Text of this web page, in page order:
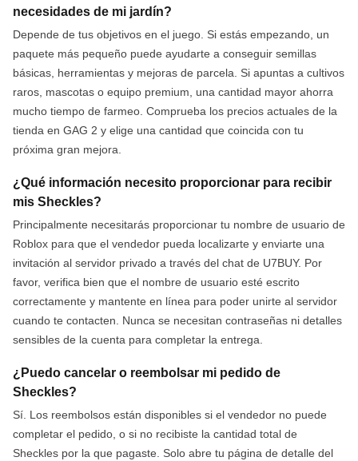
necesidades de mi jardín?
Depende de tus objetivos en el juego. Si estás empezando, un
paquete más pequeño puede ayudarte a conseguir semillas
básicas, herramientas y mejoras de parcela. Si apuntas a cultivos
raros, mascotas o equipo premium, una cantidad mayor ahorra
mucho tiempo de farmeo. Comprueba los precios actuales de la
tienda en GAG 2 y elige una cantidad que coincida con tu
próxima gran mejora.
¿Qué información necesito proporcionar para recibir
mis Sheckles?
Principalmente necesitarás proporcionar tu nombre de usuario de
Roblox para que el vendedor pueda localizarte y enviarte una
invitación al servidor privado a través del chat de U7BUY. Por
favor, verifica bien que el nombre de usuario esté escrito
correctamente y mantente en línea para poder unirte al servidor
cuando te contacten. Nunca se necesitan contraseñas ni detalles
sensibles de la cuenta para completar la entrega.
¿Puedo cancelar o reembolsar mi pedido de
Sheckles?
Sí. Los reembolsos están disponibles si el vendedor no puede
completar el pedido, o si no recibiste la cantidad total de
Sheckles por la que pagaste. Solo abre tu página de detalle del